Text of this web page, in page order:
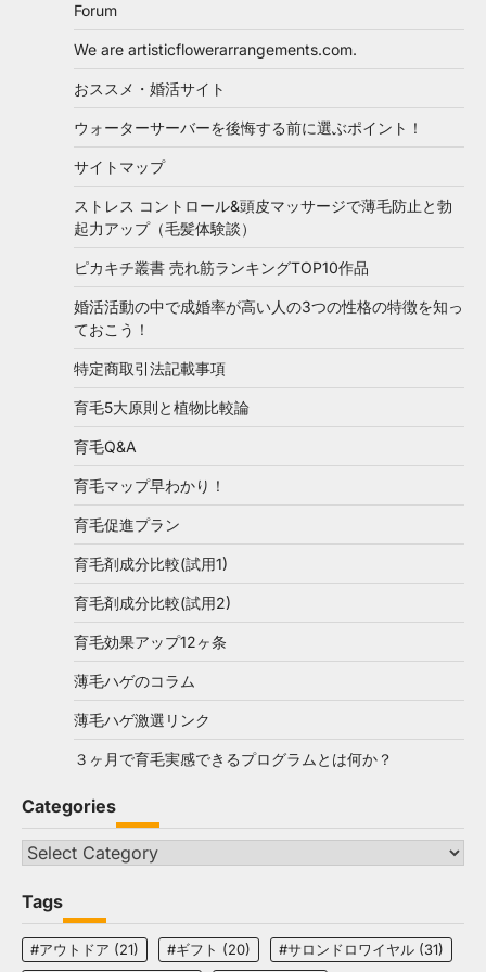
Forum
We are artisticflowerarrangements.com.
おススメ・婚活サイト
ウォーターサーバーを後悔する前に選ぶポイント！
サイトマップ
ストレス コントロール&頭皮マッサージで薄毛防止と勃
起力アップ（毛髪体験談）
ピカキチ叢書 売れ筋ランキングTOP10作品
婚活活動の中で成婚率が高い人の3つの性格の特徴を知っ
ておこう！
特定商取引法記載事項
育毛5大原則と植物比較論
育毛Q&A
育毛マップ早わかり！
育毛促進プラン
育毛剤成分比較(試用1)
育毛剤成分比較(試用2)
育毛効果アップ12ヶ条
薄毛ハゲのコラム
薄毛ハゲ激選リンク
３ヶ月で育毛実感できるプログラムとは何か？
Categories
Categories
Tags
#アウトドア (21) #ギフト (20) #サロンドロワイヤル (31)